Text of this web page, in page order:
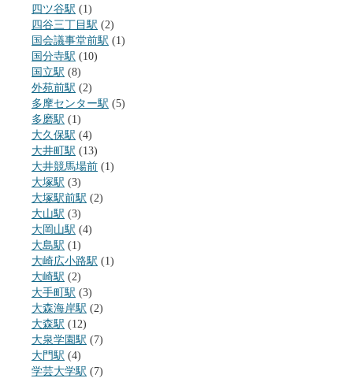
四ツ谷駅 (1)
四谷三丁目駅 (2)
国会議事堂前駅 (1)
国分寺駅 (10)
国立駅 (8)
外苑前駅 (2)
多摩センター駅 (5)
多磨駅 (1)
大久保駅 (4)
大井町駅 (13)
大井競馬場前 (1)
大塚駅 (3)
大塚駅前駅 (2)
大山駅 (3)
大岡山駅 (4)
大島駅 (1)
大崎広小路駅 (1)
大崎駅 (2)
大手町駅 (3)
大森海岸駅 (2)
大森駅 (12)
大泉学園駅 (7)
大門駅 (4)
学芸大学駅 (7)